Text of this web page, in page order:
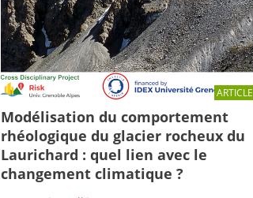
ARTICLE
Modélisation du comportement
rhéologique du glacier rocheux du
Laurichard : quel lien avec le
changement climatique ?